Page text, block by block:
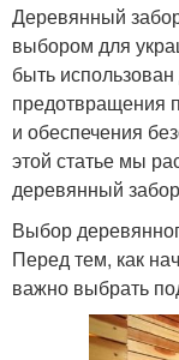
Деревянный
выбором для
быть
предотвращения
и обеспечения
этой статье мы
деревянный
Выбор
Перед тем, как
важно выбрать